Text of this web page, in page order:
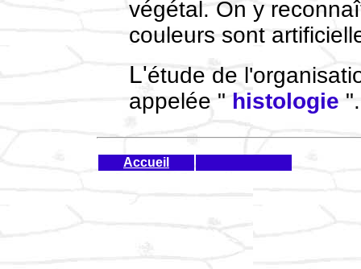
végétal. On y
couleurs sont
L'étude de l'organisation des cellules en tissus est
appelée " histologie ".
Accueil